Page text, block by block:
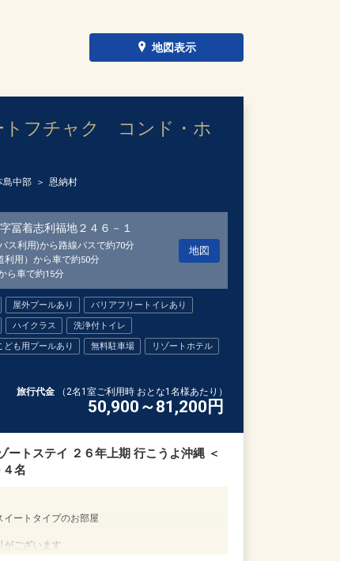
地図表示
トフチャク コンド・ホ
島中部 恩納村
冨着志利福地２４６－１
ス利用)から路線バスで約70分
利用）から車で約50分
ら車で約15分
地図
屋外プールあり
バリアフリートイレあり
ハイクラス
洗浄付トイレ
ども用プールあり 無料駐車場 リゾートホテル
旅行代金 （2名1室ご利用時 おとな1名様あたり）
50,900～81,200 円
ートステイ ２６年上期 行こうよ沖縄 ＜
名
ートタイプのお部屋
がございます